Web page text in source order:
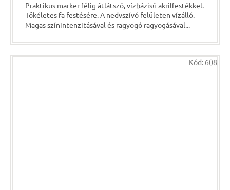
Praktikus marker félig átlátszó, vízbázisú akrilfestékkel.
Tökéletes fa festésére. A nedvszívó felületen vízálló.
Magas színintenzitásával és ragyogó ragyogásával...
Kód: 608